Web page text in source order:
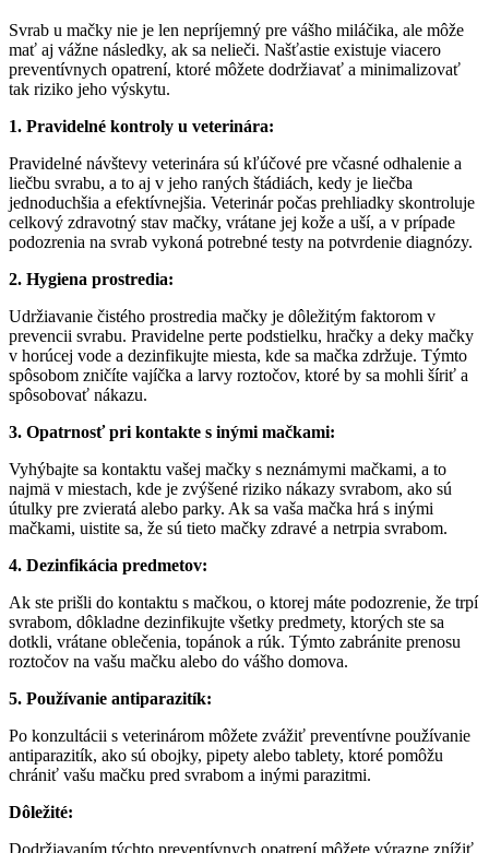
Svrab u mačky nie je len nepríjemný pre vášho miláčika, ale môže
mať aj vážne následky, ak sa nelieči. Našťastie existuje viacero
preventívnych opatrení, ktoré môžete dodržiavať a minimalizovať
tak riziko jeho výskytu.
1. Pravidelné kontroly u veterinára:
Pravidelné návštevy veterinára sú kľúčové pre včasné odhalenie a
liečbu svrabu, a to aj v jeho raných štádiách, kedy je liečba
jednoduchšia a efektívnejšia. Veterinár počas prehliadky skontroluje
celkový zdravotný stav mačky, vrátane jej kože a uší, a v prípade
podozrenia na svrab vykoná potrebné testy na potvrdenie diagnózy.
2. Hygiena prostredia:
Udržiavanie čistého prostredia mačky je dôležitým faktorom v
prevencii svrabu. Pravidelne perte podstielku, hračky a deky mačky
v horúcej vode a dezinfikujte miesta, kde sa mačka zdržuje. Týmto
spôsobom zničíte vajíčka a larvy roztočov, ktoré by sa mohli šíriť a
spôsobovať nákazu.
3. Opatrnosť pri kontakte s inými mačkami:
Vyhýbajte sa kontaktu vašej mačky s neznámymi mačkami, a to
najmä v miestach, kde je zvýšené riziko nákazy svrabom, ako sú
útulky pre zvieratá alebo parky. Ak sa vaša mačka hrá s inými
mačkami, uistite sa, že sú tieto mačky zdravé a netrpia svrabom.
4. Dezinfikácia predmetov:
Ak ste prišli do kontaktu s mačkou, o ktorej máte podozrenie, že trpí
svrabom, dôkladne dezinfikujte všetky predmety, ktorých ste sa
dotkli, vrátane oblečenia, topánok a rúk. Týmto zabránite prenosu
roztočov na vašu mačku alebo do vášho domova.
5. Používanie antiparazitík:
Po konzultácii s veterinárom môžete zvážiť preventívne používanie
antiparazitík, ako sú obojky, pipety alebo tablety, ktoré pomôžu
chrániť vašu mačku pred svrabom a inými parazitmi.
Dôležité: